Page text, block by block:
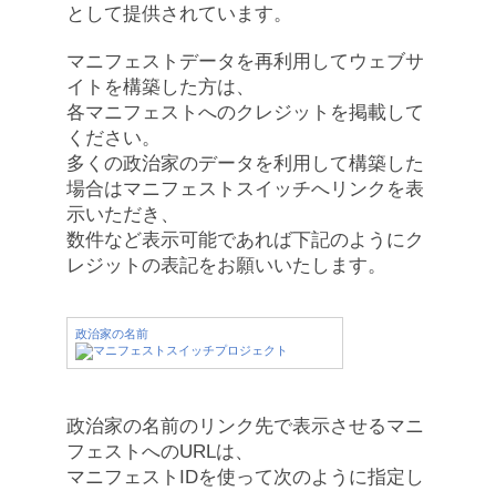
として提供されています。
マニフェストデータを再利用してウェブサ
イトを構築した方は、
各マニフェストへのクレジットを掲載して
ください。
多くの政治家のデータを利用して構築した
場合はマニフェストスイッチへリンクを表
示いただき、
数件など表示可能であれば下記のようにク
レジットの表記をお願いいたします。
政治家の名前
政治家の名前のリンク先で表示させるマニ
フェストへのURLは、
マニフェストIDを使って次のように指定し